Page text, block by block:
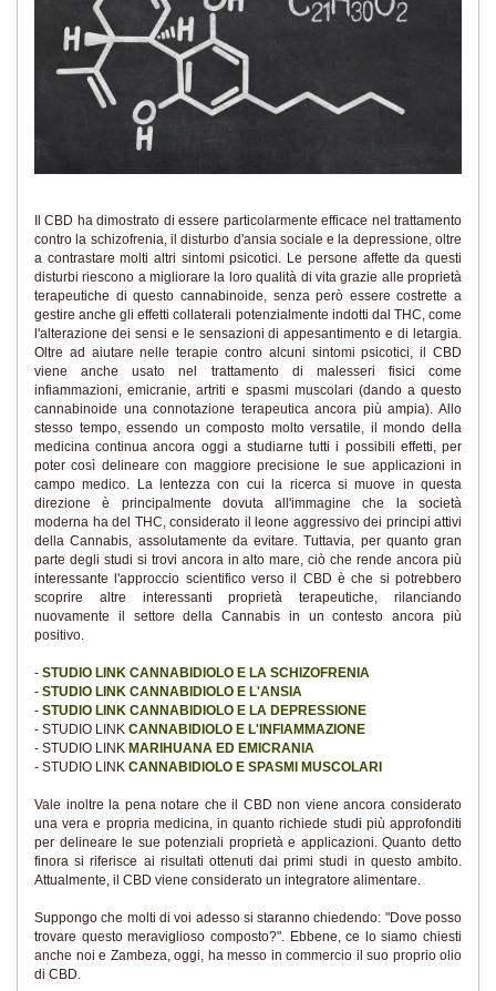
Il CBD ha dimostrato di essere particolarmente efficace nel trattamento
contro la schizofrenia, il disturbo d'ansia sociale e la depressione, oltre
a contrastare molti altri sintomi psicotici. Le persone affette da questi
disturbi riescono a migliorare la loro qualità di vita grazie alle proprietà
terapeutiche di questo cannabinoide, senza però essere costrette a
gestire anche gli effetti collaterali potenzialmente indotti dal THC, come
l'alterazione dei sensi e le sensazioni di appesantimento e di letargia.
Oltre ad aiutare nelle terapie contro alcuni sintomi psicotici, il CBD
viene anche usato nel trattamento di malesseri fisici come
infiammazioni, emicranie, artriti e spasmi muscolari (dando a questo
cannabinoide una connotazione terapeutica ancora più ampia). Allo
stesso tempo, essendo un composto molto versatile, il mondo della
medicina continua ancora oggi a studiarne tutti i possibili effetti, per
poter così delineare con maggiore precisione le sue applicazioni in
campo medico. La lentezza con cui la ricerca si muove in questa
direzione è principalmente dovuta all'immagine che la società
moderna ha del THC, considerato il leone aggressivo dei principi attivi
della Cannabis, assolutamente da evitare. Tuttavia, per quanto gran
parte degli studi si trovi ancora in alto mare, ciò che rende ancora più
interessante l'approccio scientifico verso il CBD è che si potrebbero
scoprire altre interessanti proprietà terapeutiche, rilanciando
nuovamente il settore della Cannabis in un contesto ancora più
positivo.
- STUDIO LINK CANNABIDIOLO E LA SCHIZOFRENIA
- STUDIO LINK CANNABIDIOLO E L'ANSIA
- STUDIO LINK CANNABIDIOLO E LA DEPRESSIONE
- STUDIO LINK CANNABIDIOLO E L'INFIAMMAZIONE
- STUDIO LINK MARIHUANA ED EMICRANIA
- STUDIO LINK CANNABIDIOLO E SPASMI MUSCOLARI
Vale inoltre la pena notare che il CBD non viene ancora considerato
una vera e propria medicina, in quanto richiede studi più approfonditi
per delineare le sue potenziali proprietà e applicazioni. Quanto detto
finora si riferisce ai risultati ottenuti dai primi studi in questo ambito.
Attualmente, il CBD viene considerato un integratore alimentare.
Suppongo che molti di voi adesso si staranno chiedendo: "Dove posso
trovare questo meraviglioso composto?". Ebbene, ce lo siamo chiesti
anche noi e Zambeza, oggi, ha messo in commercio il suo proprio olio
di CBD.